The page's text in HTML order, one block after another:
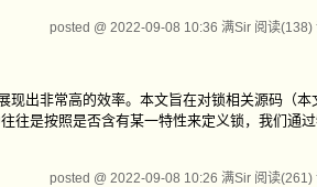
posted @ 2022-09-08 10:36 满Sir 阅读(138)
出非常高的效率。本文旨在对锁相关源码（本
往是按照是否含有某一特性来定义锁，我们通
posted @ 2022-09-08 10:26 满Sir 阅读(261)